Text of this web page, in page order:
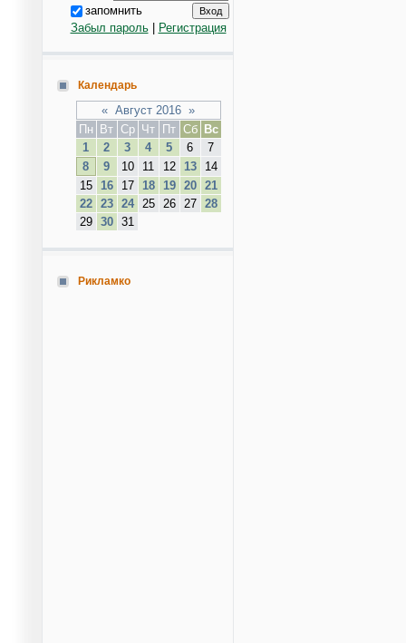
запомнить
Забыл пароль| Регистрация
Календарь
« Август 2016 »
Пн
Вт Ср Чт Пт Сб
Вс
1
2 3 4 5 6
7
8
9 10 11 12 13
14
15
16 17 18 19 20
21
22
23 24 25 26 27
28
29
30 31
Рикламко